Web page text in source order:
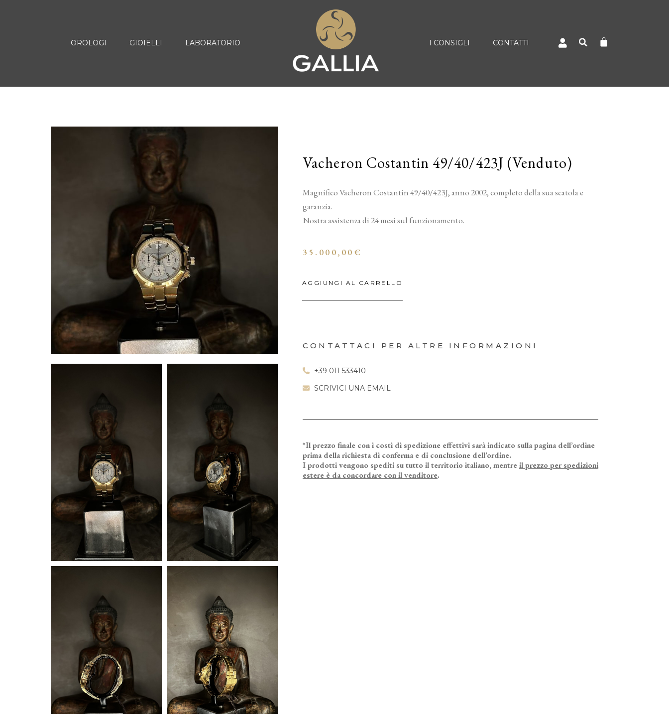
OROLOGI GIOIELLI LABORATORIO I CONSIGLI CONTATTI
Vacheron Costantin 49/40/423J (Venduto)
Magnifico Vacheron Costantin 49/40/423J, anno 2002, completo della sua scatola e
garanzia.
Nostra assistenza di 24 mesi sul funzionamento.
35.000,00€
AGGIUNGI AL CARRELLO
CONTATTACI PER ALTRE INFORMAZIONI
+39 011 533410
SCRIVICI UNA EMAIL
*Il prezzo finale con i costi di spedizione effettivi sarà indicato sulla pagina dell’ordine
prima della richiesta di conferma e di conclusione dell’ordine.
I prodotti vengono spediti su tutto il territorio italiano, mentre il prezzo per spedizioni
estere è da concordare con il venditore.